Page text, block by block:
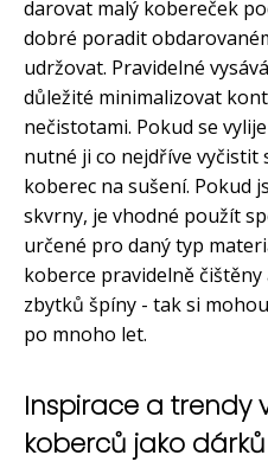
darovat malý kobereček
dobré poradit
udržovat. Pravidelné
důležité minimalizovat
nečistotami. Pokud se
nutné ji co nejdříve vyčistit
koberec na sušení. Pokud
skvrny, je vhodné použít
určené pro daný typ
koberce pravidelně
zbytků špíny - tak si
po mnoho let.
Inspirace a trendy
koberců jako dárků